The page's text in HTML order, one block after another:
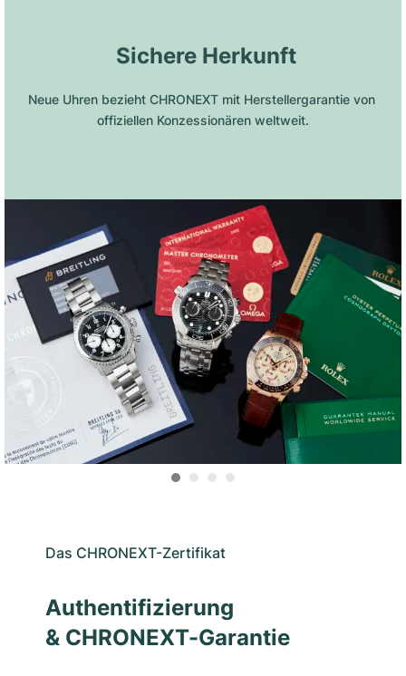
Sichere Herkunft
Neue Uhren bezieht CHRONEXT mit Herstellergarantie von
offiziellen Konzessionären weltweit.
Das CHRONEXT-Zertifikat
Authentifizierung
& CHRONEXT-Garantie